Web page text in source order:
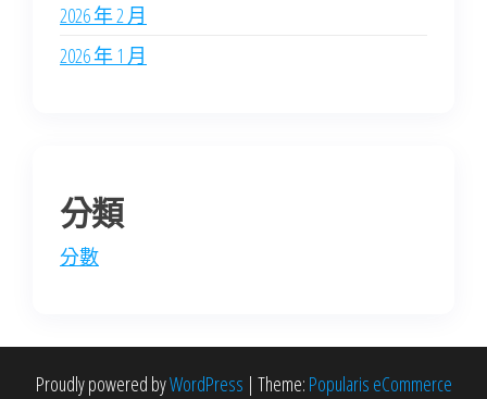
2026 年 2 月
2026 年 1 月
分類
分數
Proudly powered byWordPress | Theme: Popularis eCommerce